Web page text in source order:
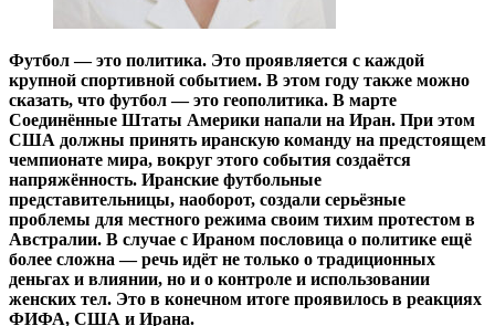
Футбол — это политика. Это проявляется с каждой
крупной спортивной событием. В этом году также можно
сказать, что футбол — это геополитика. В марте
Соединённые Штаты Америки напали на Иран. При этом
США должны принять иранскую команду на предстоящем
чемпионате мира, вокруг этого события создаётся
напряжённость. Иранские футбольные
представительницы, наоборот, создали серьёзные
проблемы для местного режима своим тихим протестом в
Австралии. В случае с Ираном пословица о политике ещё
более сложна — речь идёт не только о традиционных
деньгах и влиянии, но и о контроле и использовании
женских тел. Это в конечном итоге проявилось в реакциях
ФИФА, США и Ирана.